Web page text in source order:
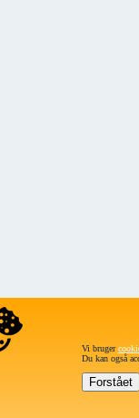
Vi bruger
Du kan også